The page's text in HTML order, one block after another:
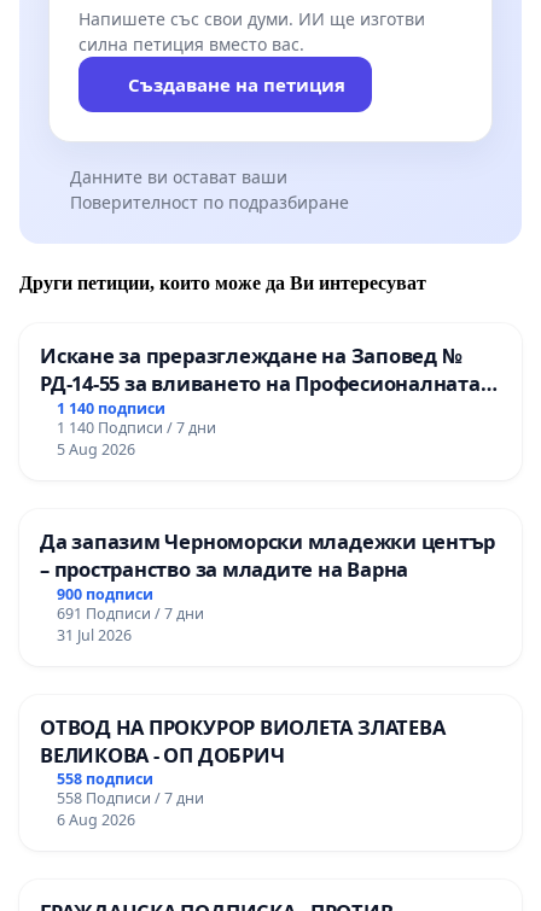
Напишете със свои думи. ИИ ще изготви
силна петиция вместо вас.
Създаване на петиция
Данните ви остават ваши
Поверителност по подразбиране
Други петиции, които може да Ви интересуват
Искане за преразглеждане на Заповед №
РД-14-55 за вливането на Професионалната
гимназия по промишлени технологии в
Професионалната гимназия по икономика и
мениджмънт – гр. Пазарджик
1 140 подписи
1 140 Подписи / 7 дни
5 Aug 2026
Да запазим Черноморски младежки център
– пространство за младите на Варна
900 подписи
691 Подписи / 7 дни
31 Jul 2026
ОТВОД НА ПРОКУРОР ВИОЛЕТА ЗЛАТЕВА
ВЕЛИКОВА - ОП ДОБРИЧ
558 подписи
558 Подписи / 7 дни
6 Aug 2026